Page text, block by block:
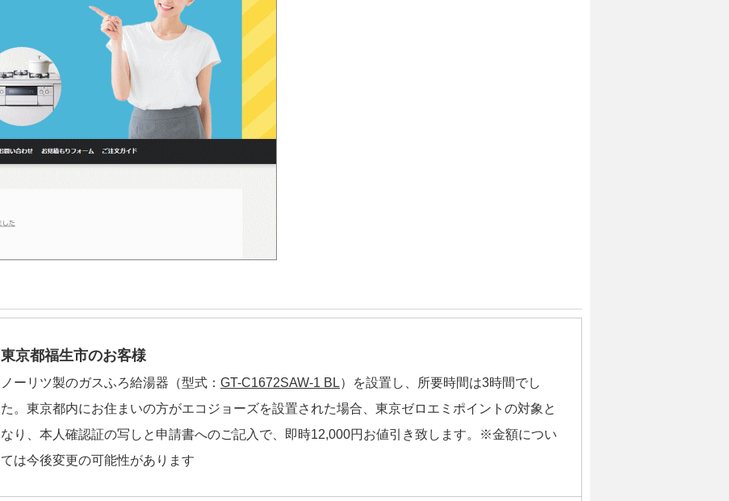
東京都福生市のお客様
ノーリツ製のガスふろ給湯器（型式： GT-C1672SAW-1 BL）を設置し、所要時間は3時間でし
た。東京都内にお住まいの方がエコジョーズを設置された場合、東京ゼロエミポイントの対象と
なり、本人確認証の写しと申請書へのご記入で、即時12,000円お値引き致します。※金額につい
ては今後変更の可能性があります